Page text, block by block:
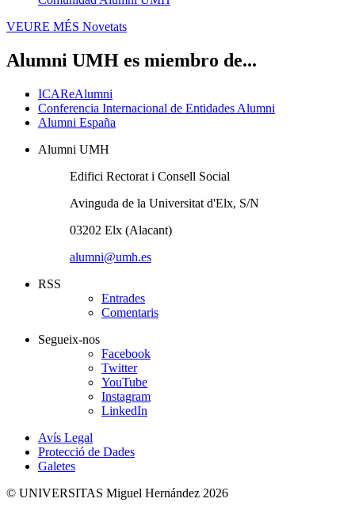
VEURE MÉS Novetats
Alumni UMH es miembro de...
ICAReAlumni
Conferencia Internacional de Entidades Alumni
Alumni España
Alumni UMH
Edifici Rectorat i Consell Social
Avinguda de la Universitat d'Elx, S/N
03202 Elx (Alacant)
alumni@umh.es
RSS
Entrades
Comentaris
Segueix-nos
Facebook
Twitter
YouTube
Instagram
LinkedIn
Avís Legal
Protecció de Dades
Galetes
© UNIVERSITAS Miguel Hernández 2026